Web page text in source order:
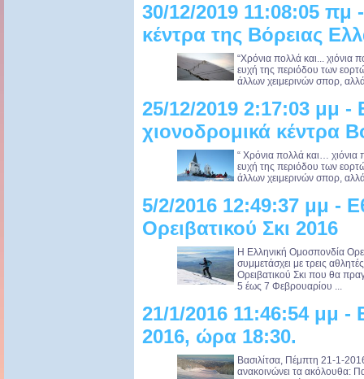
30/12/2019 11:08:05 πμ
κέντρα της Βόρειας
“Χρόνια πολλά και... χιόνια
ευχή της περιόδου των
άλλων χειμερινών σπορ,
25/12/2019 2:17:03 μμ -
χιονοδρομικά κέντρα
“ Χρόνια πολλά και… χιόνια
ευχή της περιόδου των
άλλων χειμερινών σπορ,
5/2/2016 12:49:37 μμ -
Ορειβατικού Σκι 2016
Η Ελληνική Ομοσπονδία
συμμετάσχει με τρεις
Ορειβατικού Σκι που θα
5 έως 7 Φεβρουαρίου ...
21/1/2016 11:46:54 μμ -
2016, ώρα 18:30.
Βασιλίτσα, Πέμπτη 21-1-
ανακοινώνει τα ακόλουθα: